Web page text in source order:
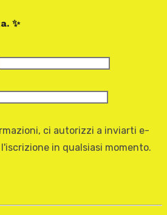
✨
ci autorizzi a inviarti e-
in qualsiasi momento.